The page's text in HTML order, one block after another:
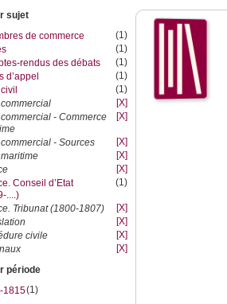
sujet
de commerce
(1)
(1)
rendus des débats
(1)
d’appel
(1)
(1)
[X]
- Commerce
[X]
- Sources
[X]
[X]
[X]
Conseil d’Etat
....)
(1)
Tribunat (1800-1807)
[X]
[X]
civile
[X]
[X]
période
1815(1)